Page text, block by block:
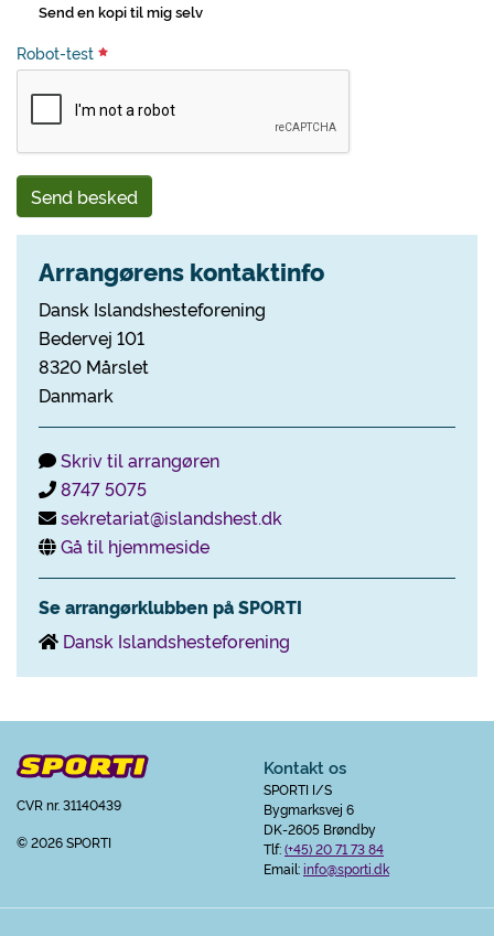
Send en kopi til mig selv
Robot-test
Send besked
Arrangørens kontaktinfo
Dansk Islandshesteforening
Bedervej 101
8320 Mårslet
Danmark
Skriv til arrangøren
8747 5075
sekretariat@islandshest.dk
Gå til hjemmeside
Se arrangørklubben på SPORTI
Dansk Islandshesteforening
CVR nr. 31140439
© 2026 SPORTI
Kontakt os
SPORTI I/S
Bygmarksvej 6
DK-2605 Brøndby
Tlf:(+45) 20 71 73 84
Email:info@sporti.dk